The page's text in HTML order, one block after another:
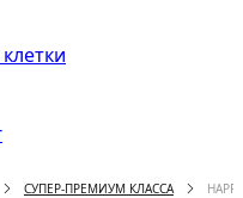
СУПЕР-ПРЕМИУМ КЛАССА